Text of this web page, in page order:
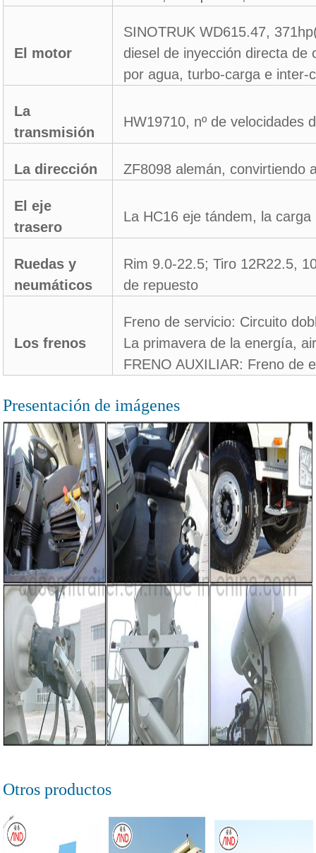
El motor
SINOTRUK WD615.47,
diesel de inyección directa
por agua, turbo-carga e inter-
La
transmisión
HW19710, nº de velocidades
La dirección ZF8098 alemán, convirtiendo
El eje
trasero
La HC16 eje tándem, la
Ruedas y
neumáticos
Rim 9.0-22.5; Tiro 12R22.5,
de repuesto
Los frenos
Freno de servicio: Circuito
La primavera de la energía,
FRENO AUXILIAR: Freno de
Presentación de imágenes
Otros productos